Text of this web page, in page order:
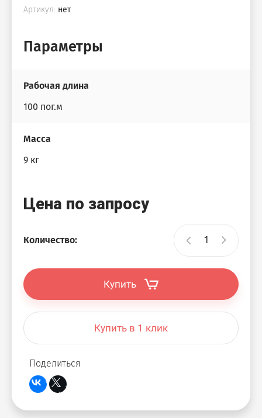
Артикул: нет
Параметры
Рабочая длина
100 пог.м
Масса
9 кг
Цена по запросу
Количество:
Купить
Купить в 1 клик
Поделиться